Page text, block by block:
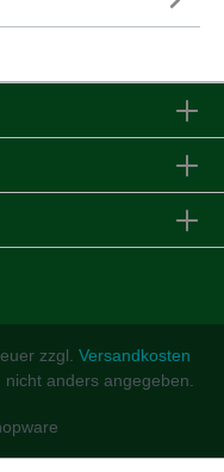
zzgl. Versandkosten
anders angegeben.